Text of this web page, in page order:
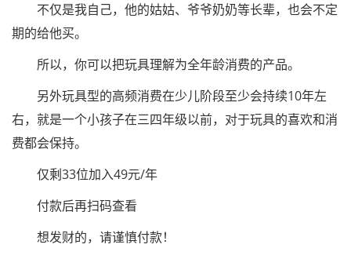
不仅是我自己，他的姑姑、爷爷奶奶等长辈，也会不定
期的给他买。
所以，你可以把玩具理解为全年龄消费的产品。
另外玩具型的高频消费在少儿阶段至少会持续10年左
右，就是一个小孩子在三四年级以前，对于玩具的喜欢和消
费都会保持。
仅剩33位加入49元/年
付款后再扫码查看
想发财的，请谨慎付款！